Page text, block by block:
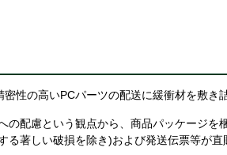
性の高いPCパーツの配送に緩衝材を敷き
配慮という観点から、商品パッケージ
著しい破損を除き)および発送伝票等が